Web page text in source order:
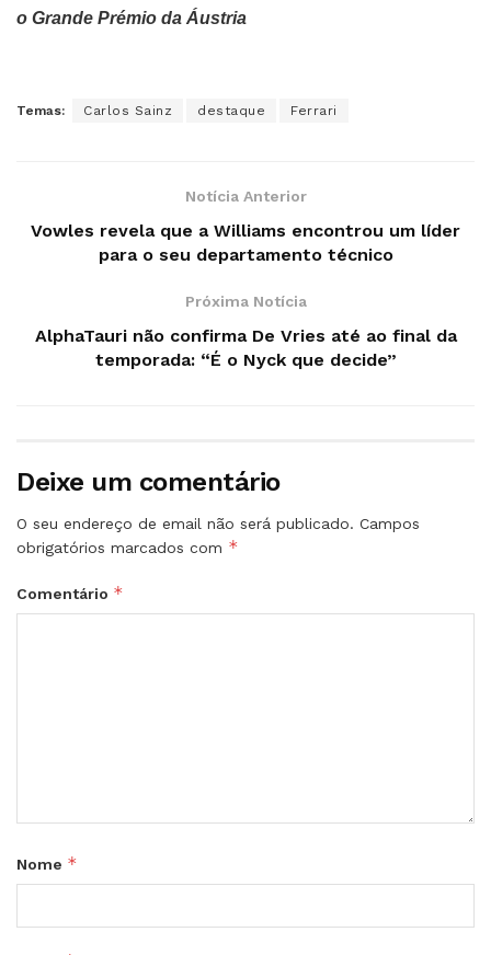
o Grande Prémio da Áustria
Temas: Carlos Sainz destaque Ferrari
Notícia Anterior
Vowles revela que a Williams encontrou um líder
para o seu departamento técnico
Próxima Notícia
AlphaTauri não confirma De Vries até ao final da
temporada: “É o Nyck que decide”
Deixe um comentário
O seu endereço de email não será publicado. Campos
obrigatórios marcados com *
Comentário *
Nome *